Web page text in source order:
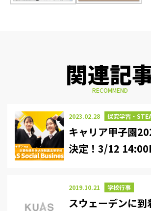
関連記
RECOMMEND
2023.02.28 探究学習・
キャリア甲子園
決定！3/12
2019.10.21 学校行事
スウェーデンに到